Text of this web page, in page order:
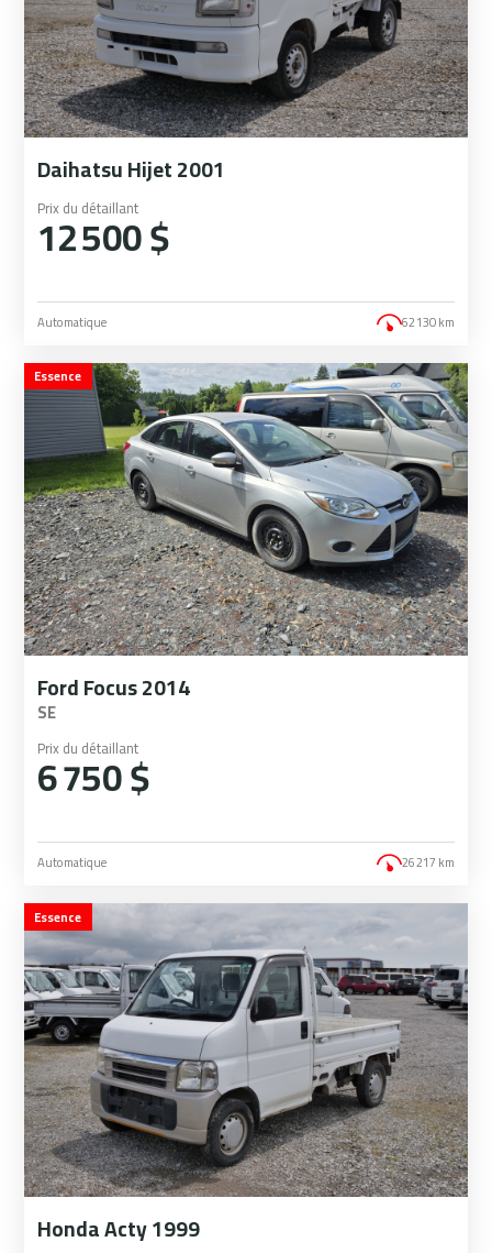
Daihatsu Hijet 2001
Prix du détaillant
12 500 $
Automatique 62 130 km
Essence
Ford Focus 2014
SE
Prix du détaillant
6 750 $
Automatique 26 217 km
Essence
Honda Acty 1999